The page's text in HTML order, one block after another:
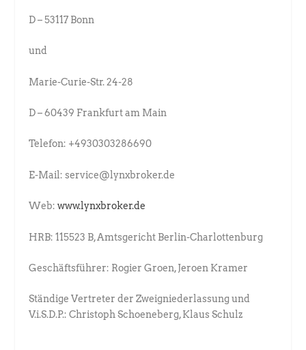
D – 53117 Bonn
und
Marie-Curie-Str. 24-28
D – 60439 Frankfurt am Main
Telefon: +4930303286690
E-Mail: service@lynxbroker.de
Web:www.lynxbroker.de
HRB: 115523 B, Amtsgericht Berlin-Charlottenburg
Geschäftsführer: Rogier Groen, Jeroen Kramer
Ständige Vertreter der Zweigniederlassung und
V.i.S.D.P.: Christoph Schoeneberg, Klaus Schulz